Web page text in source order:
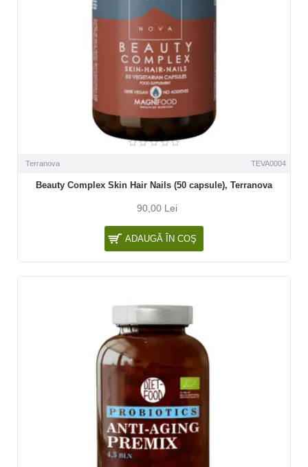
Terranova TEVA0004
Beauty Complex Skin Hair Nails (50 capsule), Terranova
90,00 Lei
ADAUGĂ ÎN COŞ